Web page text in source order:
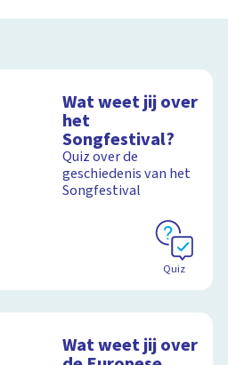
Wat weet jij over
het
Songfestival?
Quiz over de
geschiedenis van het
Songfestival
Quiz
Wat weet jij over